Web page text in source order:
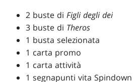
2 buste diFigli degli dei
3 buste di Theros
1 busta selezionata
1 carta promo
1 carta attività
1 segnapunti vita Spindown